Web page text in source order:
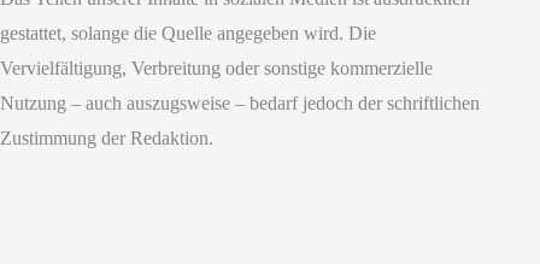
gestattet, solange die Quelle angegeben wird. Die
Vervielfältigung, Verbreitung oder sonstige kommerzielle
Nutzung – auch auszugsweise – bedarf jedoch der schriftlichen
Zustimmung der Redaktion.